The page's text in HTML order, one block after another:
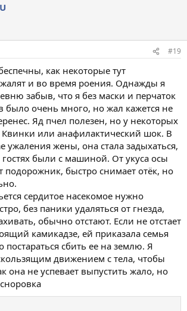
#19
как некоторые тут
и во время роения. Однажды я
забыв, что я без маски и перчаток
было очень много, но жал кажется не
Яд пчел полезен, но у некоторых
Квинки или анафилактический шок. В
ужаления жены, она стала задыхаться,
были с машиной. От укуса осы
подорожник, быстро снимает отёк, но
сердитое насекомое нужно
без паники удаляться от гнезда,
обычно отстают. Если не отстает
камикадзе, ей приказала семья
постараться сбить ее на землю. Я
движением с тела, чтобы
она не успевает выпустить жало, но